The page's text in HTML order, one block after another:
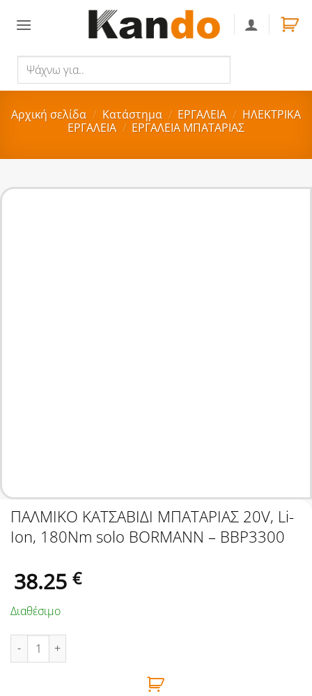
για..
Αρχική σελίδα / Κατάστημα / ΕΡΓΑΛΕΙΑ / ΗΛΕΚΤΡΙΚΑ
ΕΡΓΑΛΕΙΑ / ΕΡΓΑΛΕΙΑ ΜΠΑΤΑΡΙΑΣ
ΠΑΛΜΙΚΟ ΚΑΤΣΑΒΙΔΙ ΜΠΑΤΑΡΙΑΣ 20V, Li-
Ion, 180Nm solo BORMANN – BBP3300
38.25 €
Διαθέσιμο
ΠΑΛΜΙΚΟ ΚΑΤΣΑΒΙΔΙ ΜΠΑΤΑΡΙΑΣ 20V, Li-Ion, 180Nm solo